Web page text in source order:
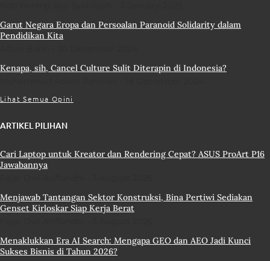
Garut Negara Eropa dan Persoalan Paranoid Solidarity dalam
Pendidikan Kita
Kenapa, sih, Cancel Culture Sulit Diterapin di Indonesia?
Lihat Semua Opini
ARTIKEL PILIHAN
Cari Laptop untuk Kreator dan Rendering Cepat? ASUS ProArt P16
Jawabannya
Menjawab Tantangan Sektor Konstruksi, Bina Pertiwi Sediakan
Genset Kirloskar Siap Kerja Berat
Menaklukkan Era AI Search: Mengapa GEO dan AEO Jadi Kunci
Sukses Bisnis di Tahun 2026?